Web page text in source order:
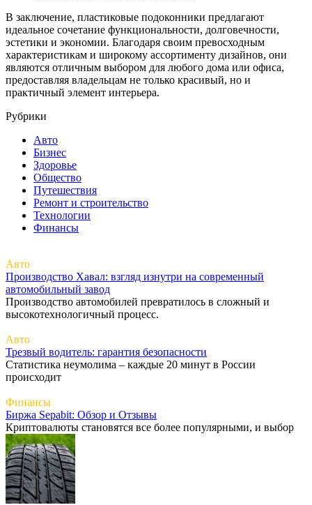
В заключение, пластиковые подоконники предлагают
идеальное сочетание функциональности, долговечности,
эстетики и экономии. Благодаря своим превосходным
характеристикам и широкому ассортименту дизайнов, они
являются отличным выбором для любого дома или офиса,
предоставляя владельцам не только красивый, но и
практичный элемент интерьера.
Рубрики
Авто
Бизнес
Здоровье
Общество
Путешествия
Ремонт и строительство
Технологии
Финансы
Авто
Производство Хавал: взгляд изнутри на современный
автомобильный завод
Производство автомобилей превратилось в сложный и
высокотехнологичный процесс.
Авто
Трезвый водитель: гарантия безопасности
Статистика неумолима – каждые 20 минут в России
происходит
Финансы
Биржа Sepabit: Обзор и Отзывы
Криптовалюты становятся все более популярными, и выбор